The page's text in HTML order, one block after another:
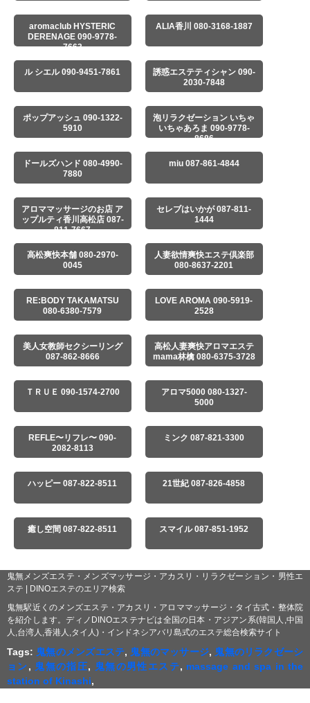
aromaclub HYSTERIC
DERENAGE 090-9778-
7663
ALIA香川 080-3168-1887
ル シエル 090-9451-7861
誘惑エステティシャン 090-
2030-7848
ポップアッシュ 090-1322-
5910
泡リラクゼーション いちゃ
いちゃあろま 090-9778-
8686
ドールズハンド 080-4990-
7880
miu 087-861-4844
アロママッサージのお店 ア
ップルティ香川高松店 087-
811-7667
セレブはいかが 087-811-
1444
高松爽快本舗 080-2970-
0045
人妻欲情爽快エステ倶楽部
080-8637-2201
RE:BODY TAKAMATSU
080-6380-7579
LOVE AROMA 090-5919-
2528
美人女教師セクシーリング
087-862-8666
高松人妻爽快アロマエステ
mama林檎 080-6375-3728
ＴＲＵＥ 090-1574-2700
アロマ5000 080-1327-
5000
REFLE〜リフレ〜 090-
2082-8113
ミンク 087-821-3300
ハッピー 087-822-8511 21世紀 087-826-4858
癒し空間 087-822-8511 スマイル 087-851-1952
鬼無メンズエステ・メンズマッサージ・アカスリ・リラクゼーション・男性エ
ステ | DINOエステのエリア検索
鬼無駅近くのメンズエステ・アカスリ・アロママッサージ・タイ古式・整体院
を紹介します。ディノDINOエステナビは全国の日本・アジアン系(韓国人,中国
人,台湾人,香港人,タイ人)・インドネシアバリ島式のエステ総合検索サイト
Tags: 鬼無のメンズエステ, 鬼無のマッサージ, 鬼無のリラクゼーシ
ョン, 鬼無の指圧, 鬼無の男性エステ, massage and spa in the
station of Kinashi,